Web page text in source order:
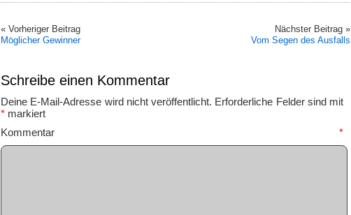
« Vorheriger Beitrag
Möglicher Gewinner
Nächster Beitrag »
Vom Segen des Ausfalls
Schreibe einen Kommentar
Deine E-Mail-Adresse wird nicht veröffentlicht. Erforderliche Felder sind mit
* markiert
Kommentar *